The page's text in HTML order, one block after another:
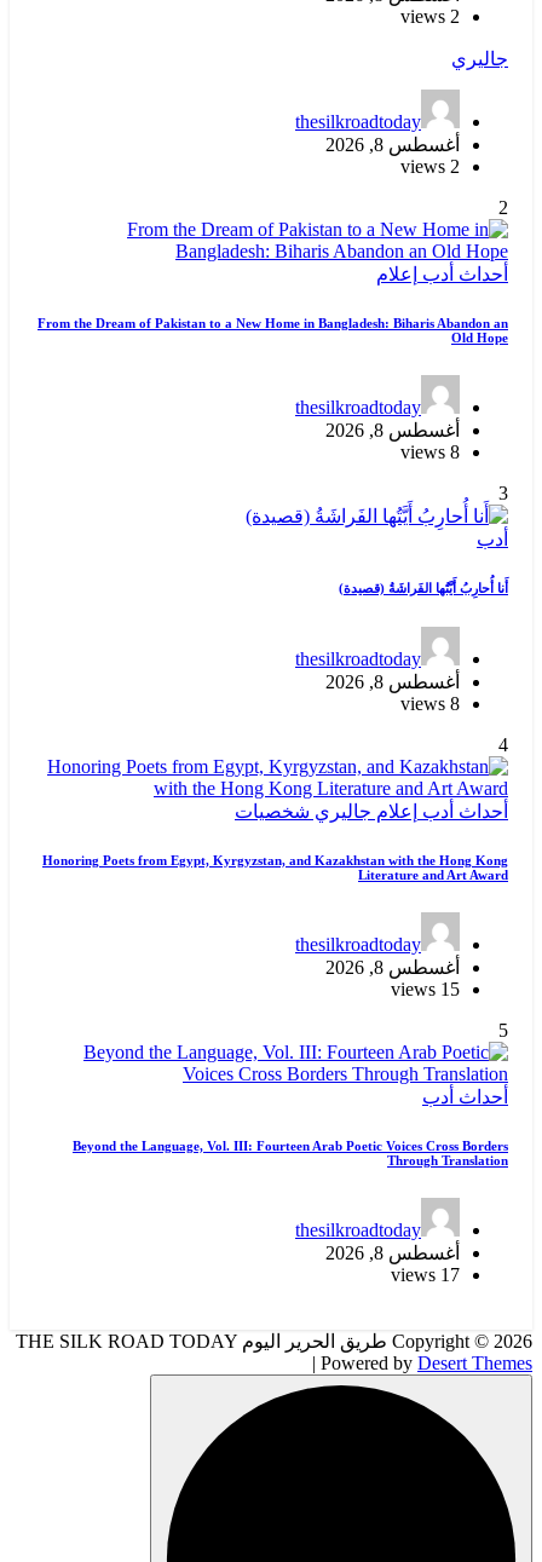
2 views
جاليري
thesilkroadtoday
أغسطس 8, 2026
2 views
2
أحداث أدب إعلام
From the Dream of Pakistan to a New Home in Bangladesh: Biharis Abandon an
Old Hope
thesilkroadtoday
أغسطس 8, 2026
8 views
3
أدب
أَنا أُحارِبُ أَيَّتُها الفَراشَةُ (قصيدة)
thesilkroadtoday
أغسطس 8, 2026
8 views
4
أحداث أدب إعلام جاليري شخصيات
Honoring Poets from Egypt, Kyrgyzstan, and Kazakhstan with the Hong Kong
Literature and Art Award
thesilkroadtoday
أغسطس 8, 2026
15 views
5
أحداث أدب
Beyond the Language, Vol. III: Fourteen Arab Poetic Voices Cross Borders
Through Translation
thesilkroadtoday
أغسطس 8, 2026
17 views
Copyright © 2026 طريق الحرير اليوم THE SILK ROAD TODAY
| Powered by Desert Themes